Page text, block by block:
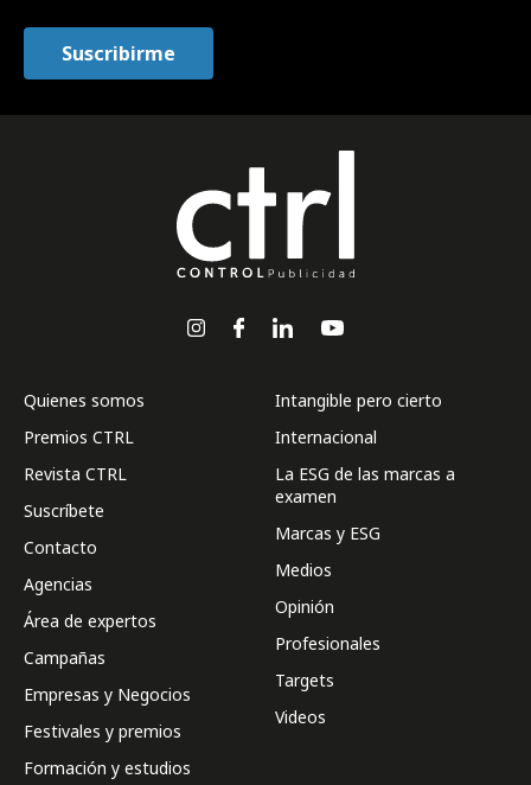
Quienes somos
Premios CTRL
Revista CTRL
Suscríbete
Contacto
Agencias
Área de expertos
Campañas
Empresas y Negocios
Festivales y premios
Formación y estudios
Intangible pero cierto
Internacional
La ESG de las marcas a
examen
Marcas y ESG
Medios
Opinión
Profesionales
Targets
Videos